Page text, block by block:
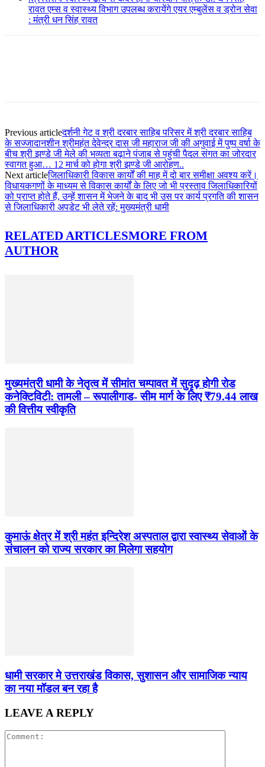
रावत एम्स व स्वास्थ्य विभाग उपलब्ध करायेंगे एयर एम्बुलेंस व ड्रोन सेवा
: मंत्री धन सिंह रावत
Previous articleदर्शनी गेट व श्री दरबार साहिब परिसर में श्री दरबार साहिब
के सज्जादानशीन श्रीमहंत देवेन्द्र दास जी महाराज जी की अगुवाई में पुष्प वर्षा के
बीच श्री झण्डे जी मेले की भव्यता बढ़ाने पंजाब से पहुंची पैदल संगत का जोरदार
स्वागत हुआ… 12 मार्च को होगा श्री झण्डे जी आरोहण..
Next articleजिलाधिकारी विकास कार्यों की माह में दो बार समीक्षा अवश्य करें।
विधायकगणों के माध्यम से विकास कार्यों के लिए जो भी प्रस्ताव जिलाधिकारियों
को प्राप्त होते हैं, उन्हें शासन में भेजने के बाद भी उस पर कार्य प्रगति की शासन
से जिलाधिकारी अपडेट भी लेते रहें: मुख्यमंत्री धामी
RELATED ARTICLESMORE FROM
AUTHOR
मुख्यमंत्री धामी के नेतृत्व में सीमांत चम्पावत में सुदृढ़ होगी रोड
कनेक्टिविटी: तामली – रूपालीगाड- सीम मार्ग के लिए ₹79.44 लाख
की वित्तीय स्वीकृति
कुमाऊं क्षेत्र में श्री महंत इन्दिरेश अस्पताल द्वारा स्वास्थ्य सेवाओं के
संचालन को राज्य सरकार का मिलेगा सहयोग
धामी सरकार मे उत्तराखंड विकास, सुशासन और सामाजिक न्याय
का नया मॉडल बन रहा है
LEAVE A REPLY